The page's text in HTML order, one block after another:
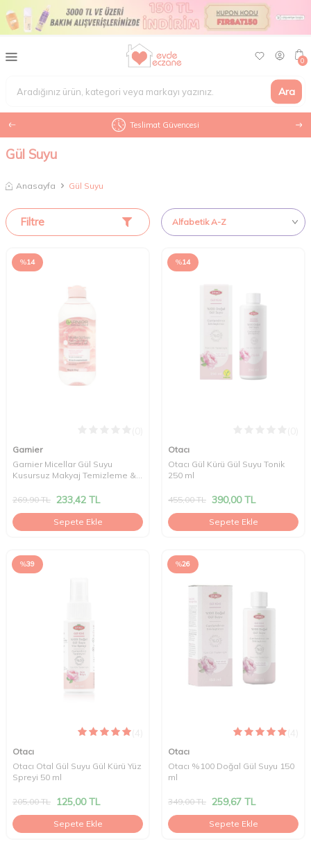
Ara
0
Teslimat Güvencesi
Gül Suyu
Anasayfa Gül Suyu
Filtre
%14
Garnier
Garnier Micellar Gül Suyu
Kusursuz Makyaj Temizleme &
269,90TL 233,42 TL
Sepete Ekle
%14
Otacı
Otacı Gül Kürü Gül Suyu Tonik
250 ml
455,00TL 390,00TL
Sepete Ekle
%39
Otacı
Otacı Otal Gül Suyu Gül Kürü Yüz
Spreyi 50 ml
205,00TL 125,00TL
Sepete Ekle
%26
Otacı
Otacı %100 Doğal Gül Suyu 150
ml
349,00TL 259,67 TL
Sepete Ekle